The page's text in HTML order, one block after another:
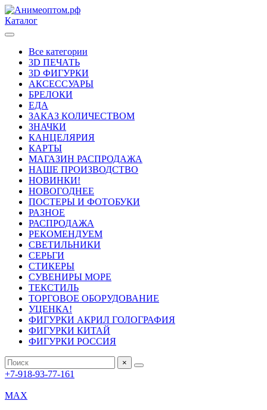
Каталог
Все категории
3D ПЕЧАТЬ
3D ФИГУРКИ
АКСЕССУАРЫ
БРЕЛОКИ
ЕДА
ЗАКАЗ КОЛИЧЕСТВОМ
ЗНАЧКИ
КАНЦЕЛЯРИЯ
КАРТЫ
МАГАЗИН РАСПРОДАЖА
НАШЕ ПРОИЗВОДСТВО
НОВИНКИ!
НОВОГОДНЕЕ
ПОСТЕРЫ И ФОТОБУКИ
РАЗНОЕ
РАСПРОДАЖА
РЕКОМЕНДУЕМ
СВЕТИЛЬНИКИ
СЕРЬГИ
СТИКЕРЫ
СУВЕНИРЫ МОРЕ
ТЕКСТИЛЬ
ТОРГОВОЕ ОБОРУДОВАНИЕ
УЦЕНКА!
ФИГУРКИ АКРИЛ ГОЛОГРАФИЯ
ФИГУРКИ КИТАЙ
ФИГУРКИ РОССИЯ
×
+7-918-93-77-161
MAX